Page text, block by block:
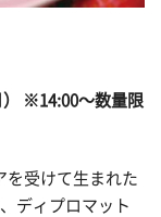
） ※14:00～数量限
を受けて生まれた
ディプロマット